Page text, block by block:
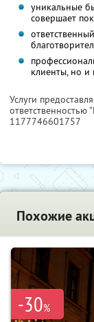
уникальные
совершает
клиенты, но и
Услуги
ответственностью
1177746601757
Похожие
-30%